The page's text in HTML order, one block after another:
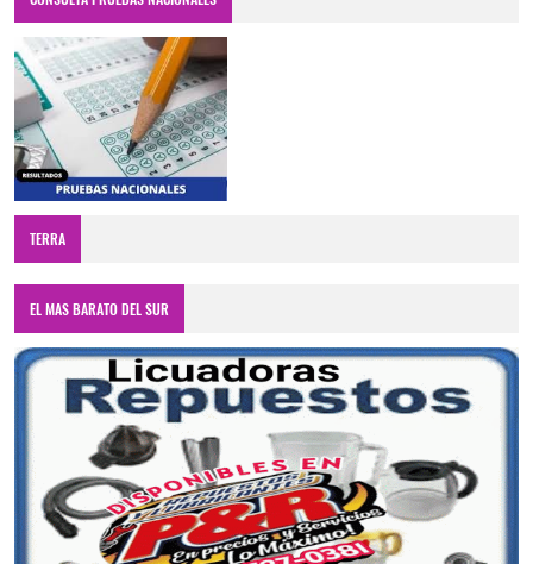
TERRA
EL MAS BARATO DEL SUR